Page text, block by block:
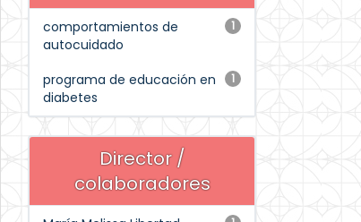
1
comportamientos de
autocuidado
1
programa de educación en
diabetes
Director /
colaboradores